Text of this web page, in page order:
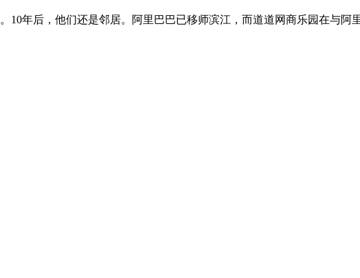
10年后，他们还是邻居。阿里巴巴已移师滨江，而道道网商乐园在与阿